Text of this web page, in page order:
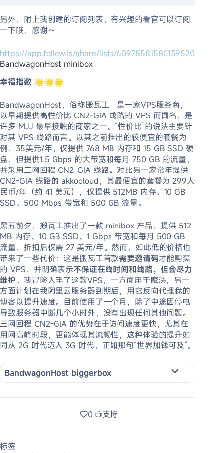
另外，附上我创建的订阅列表，有兴趣的看官可以订阅
一下哦，感谢～
https://app.follow.is/share/lists/60978581580139520
BandwagonHost minibox
幸福指数 🌟🌟🌟
BandwagonHost，俗称搬瓦工，是一家VPS服务商，
以早期提供高性价比 CN2-GIA 线路的 VPS 而闻名，是
许多 MJJ 最早接触的商家之一。“性价比”的说法主要针
对其 VPS 线路而言。以其之前推出的较便宜的套餐为
例，35美元/年，仅提供 768 MB 内存和 15 GB SSD 硬
盘，但提供1.5 Gbps 的大带宽和每月 750 GB 的流量，
并采用三网回程 CN2-GIA 线路。对比另一家常年提供
CN2-GIA 线路的 akkocloud，其最便宜的套餐为 299人
民币/年（约 41 美元），仅提供 512MB 内存、10 GB
SSD、500 Mbps 带宽和 500 GB 流量。
黑五前夕，搬瓦工推出了一款 minibox 产品，提供 512
MB 内存、10 GB SSD、1 Gbps 带宽和每月 500 GB
流量，折扣后仅需 27 美元/年。然而，如此低的价格也
带来了一些代价：这是搬瓦工首款需要邀请码才能购买
的 VPS，并明确表示不保证在线时间和线路，但会尽力
维护。我冒险入手了这款VPS，一方面用于魔法，另一
方面计划在我阿里云服务器到期后，用它反向代理我的
博客以提升速度。目前使用了一个月，除了中途因停电
导致服务器中断几个小时外，没有出现任何其他问题。
三网回程 CN2-GIA 的优势在于访问速度更快，尤其在
用网高峰时段，更能体现其流畅性，这种体验的提升如
同从 2G 时代迈入 3G 时代，正如那句“世界加钱可及”。
BandwagonHost biggerbox
0 支持
标签